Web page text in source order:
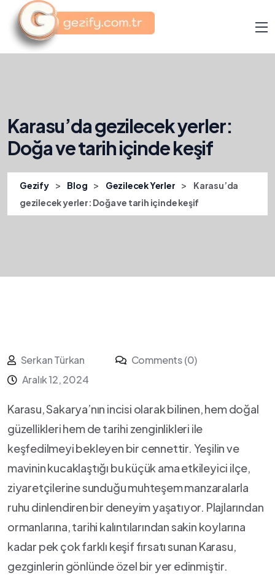
Karasu’da gezilecek yerler:
Doğa ve tarih içinde keşif
Gezify > Blog > Gezilecek Yerler >
Karasu’da
gezilecek yerler: Doğa ve tarih içinde keşif
Serkan Türkan
Comments (0)
Aralık 12, 2024
Karasu, Sakarya’nın ‌incisi olarak bilinen, hem‌ doğal
güzellikleri hem de tarihi zenginlikleri ile
keşfedilmeyi bekleyen bir cennettir. Yeşilin ve
mavinin kucaklaştığı bu küçük ama ​etkileyici ilçe,
ziyaretçilerine sunduğu muhteşem manzaralarla
ruhu dinlendiren⁢ bir​ deneyim yaşatıyor. Plajlarından
ormanlarına, tarihi​ kalıntılarından sakin koylarına
kadar pek çok farklı keşif fırsatı sunan ‍Karasu,
gezginlerin gönlünde ⁣özel bir yer edinmiştir.